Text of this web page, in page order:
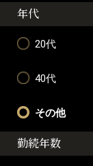
年代
20代
40代
その他
勤続年数